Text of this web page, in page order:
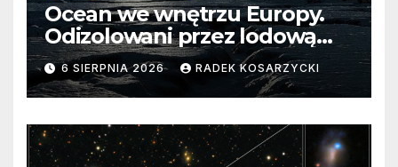
Ocean we wnętrzu Europy.
Odizolowani przez lodową
barierę
6 SIERPNIA 2026 RADEK KOSARZYCKI